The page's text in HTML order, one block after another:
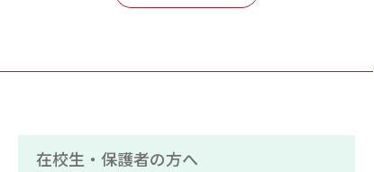
在校生・保護者の方へ